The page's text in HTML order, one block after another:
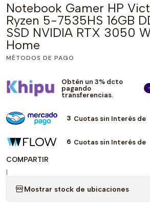
Notebook Gamer HP
Ryzen 5-7535HS 16GB
SSD NVIDIA RTX 3050
Home
MÉTODOS DE PAGO
Obtén un 3% dcto
pagando
transferencias.
3 Cuotas sin Interés de
6 Cuotas sin Interés de
COMPARTIR
|
Mostrar stock de ubicaciones